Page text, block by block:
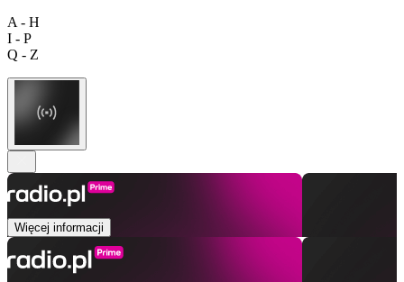
A - H
I - P
Q - Z
Więcej informacji